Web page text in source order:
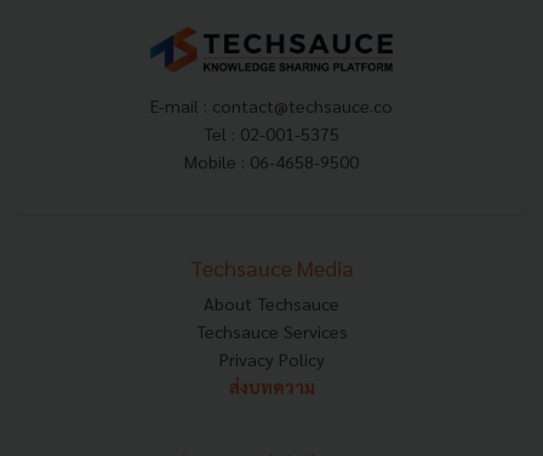
E-mail : contact@techsauce.co
Tel : 02-001-5375
Mobile : 06-4658-9500
Techsauce Media
About Techsauce
Techsauce Services
Privacy Policy
ส่งบทความ